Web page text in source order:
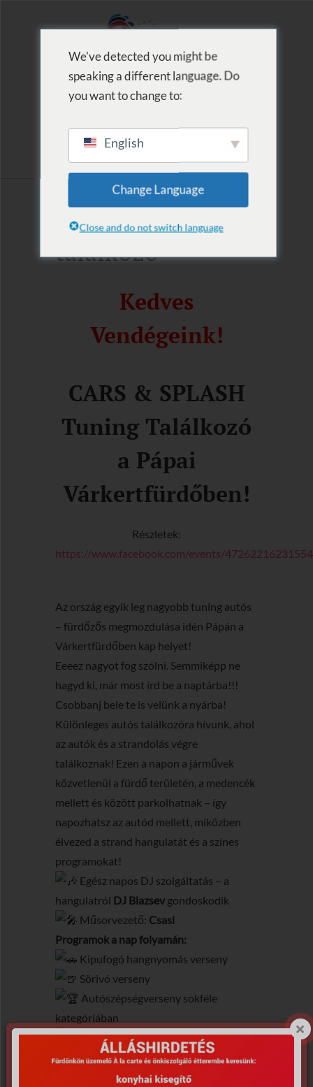
2025.06.14. Cars
& Splash Tuning
találkozó
Kedves
Vendégeink!
CARS & SPLASH
Tuning Találkozó
a Pápai
Várkertfürdőben!
Részletek:
https://www.facebook.com/events/
Az ország egyik leg nagyobb tuning autós
– fürdőzős megmozdulása idén Pápán a
Várkertfürdőben kap helyet!
Eeeez nagyot fog szólni. Semmiképp ne
hagyd ki, már most írd be a naptárba!!!
Csobbanj bele te is velünk a nyárba!
Különleges autós találkozóra hívunk, ahol
az autók és a strandolás végre
találkoznak! Ezen a napon a járművek
közvetlenül a fürdő területén, a medencék
mellett és között parkolhatnak – így
napozhatsz az autód mellett, miközben
élvezed a strand hangulatát és a színes
programokat!
Egész napos DJ szolgáltatás – a
hangulatról DJ Blazsev gondoskodik
Műsorvezető: Csasi
Programok a nap folyamán:
Kipufogó hangnyomás verseny
Sörivó verseny
Autószépségverseny sokféle
kategóriában
Csapatversenyek
Tombolasorsolás
És még sok más meglepetés!
We've detected you might be
speaking a different language. Do
you want to change to:
English
Change Language
Close and do not switch language